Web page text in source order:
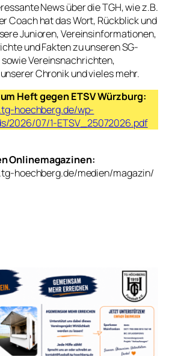
News über die TGH, wie z.B.
Coach hat das Wort, Rückblick und
Junioren, Vereinsinformationen,
und Fakten zu unseren SG-
Vereinsnachrichten,
Chronik und vieles mehr.
Heft gegen ETSV Würzburg:
hoechberg.de/wp-
2026/07/1-ETSV_25072026.pdf
Onlinemagazinen:
hoechberg.de/medien/magazin/